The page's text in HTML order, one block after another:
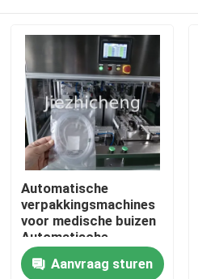
Automatische
verpakkingsmachines
voor medische buizen
Automatische
neuscannula's
Aanvraag sturen